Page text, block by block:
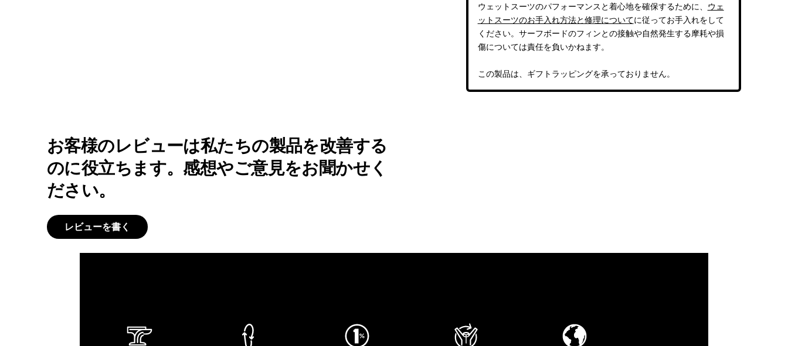
ウェットスーツのパフォーマンスと着心地を確保するために、 ウェ
ットスーツのお手入れ方法と修理についてに従ってお手入れをして
ください。サーフボードのフィンとの接触や自然発生する摩耗や損
傷については責任を負いかねます。
この製品は、ギフトラッピングを承っておりません。
お客様のレビューは私たちの製品を改善する
のに役立ちます。感想やご意見をお聞かせく
ださい。
レビューを書く